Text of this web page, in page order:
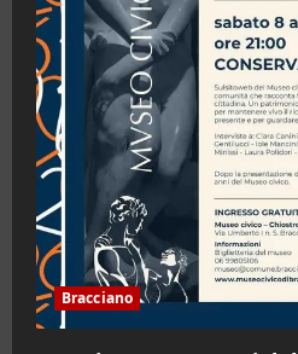
Bracciano